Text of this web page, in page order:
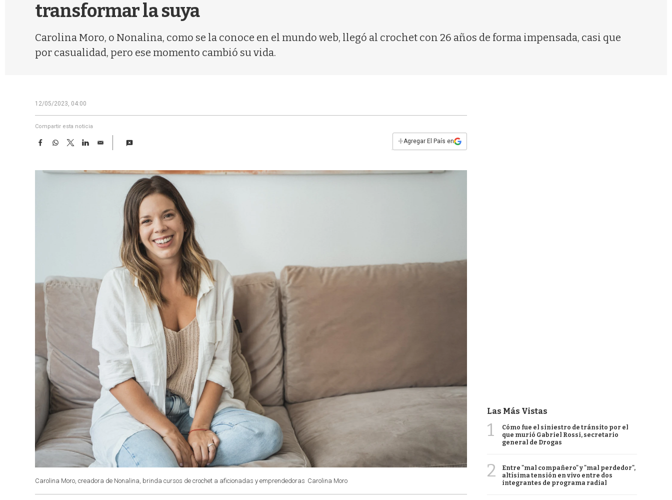
transformar la suya
Carolina Moro, o Nonalina, como se la conoce en el mundo web, llegó al crochet con 26 años de forma impensada, casi que
por casualidad, pero ese momento cambió su vida.
12/05/2023, 04:00
Compartir esta noticia
F
e
W
t
T
w
t
L
k
E
i
+Agregar El País en
Carolina Moro, creadora de Nonalina, brinda cursos de crochet a aficionadas y emprendedoras Carolina Moro
Las Más Vistas
1
Cómo fue el siniestro de tránsito por el
que murió Gabriel Rossi, secretario
general de Drogas
2
Entre "mal compañero" y "mal perdedor",
altísima tensión en vivo entre dos
integrantes de programa radial